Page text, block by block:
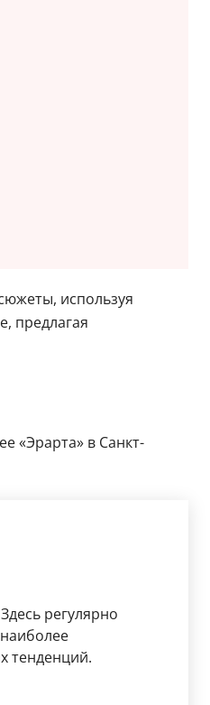
используя
предлагая
«Эрарта» в Санкт-
регулярно
тенденций.